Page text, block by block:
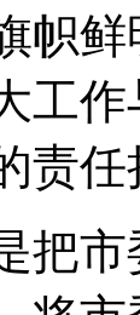
帜
工
责任
市